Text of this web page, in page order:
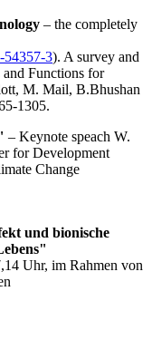
– the completely
54357-3). A survey and
and Functions for
M. Mail, B.Bhushan
1305.
– Keynote speach W.
for Development
Change
und bionische
Uhr, im Rahmen von